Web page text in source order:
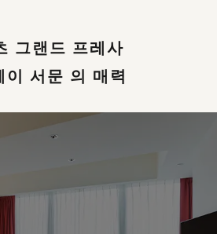
그랜드 프레사
이 서문 의 매력